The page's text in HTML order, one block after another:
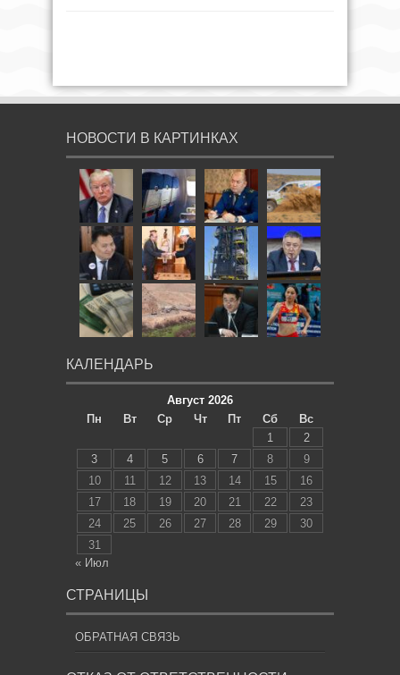
НОВОСТИ В КАРТИНКАХ
КАЛЕНДАРЬ
Август 2026
Пн
Вт Ср Чт Пт Сб
Вс
1
2
3
4 5 6 7 8
9
10
11 12 13 14 15
16
17
18 19 20 21 22
23
24
25 26 27 28 29
30
31
« Июл
СТРАНИЦЫ
ОБРАТНАЯ СВЯЗЬ